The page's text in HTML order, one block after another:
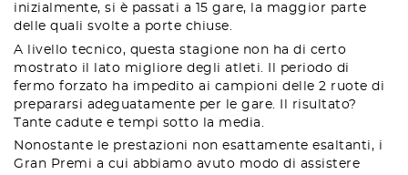
inizialmente, si è passati a 15 gare, la maggior parte
delle quali svolte a porte chiuse.
A livello tecnico, questa stagione non ha di certo
mostrato il lato migliore degli atleti. Il periodo di
fermo forzato ha impedito ai campioni delle 2 ruote di
prepararsi adeguatamente per le gare. Il risultato?
Tante cadute e tempi sotto la media.
Nonostante le prestazioni non esattamente esaltanti, i
Gran Premi a cui abbiamo avuto modo di assistere